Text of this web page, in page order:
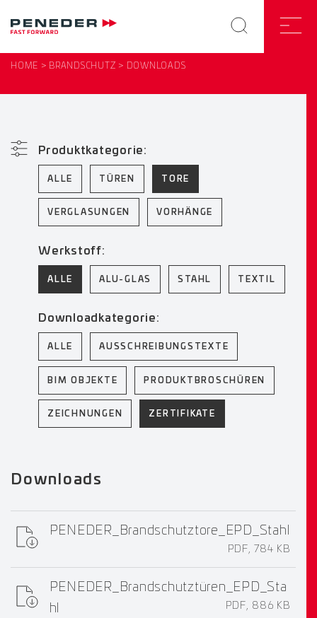
HOME BRANDSCHUTZ DOWNLOADS
Produktkategorie:
ALLE TÜREN TORE
VERGLASUNGEN VORHÄNGE
Werkstoff:
ALLE ALU-GLAS STAHL TEXTIL
Downloadkategorie:
ALLE AUSSCHREIBUNGSTEXTE
BIM OBJEKTE PRODUKTBROSCHÜREN
ZEICHNUNGEN ZERTIFIKATE
Downloads
PENEDER_Brandschutztore_EPD_Stahl
PDF, 784 KB
PENEDER_Brandschutztüren_EPD_Sta
hl
PDF, 886 KB